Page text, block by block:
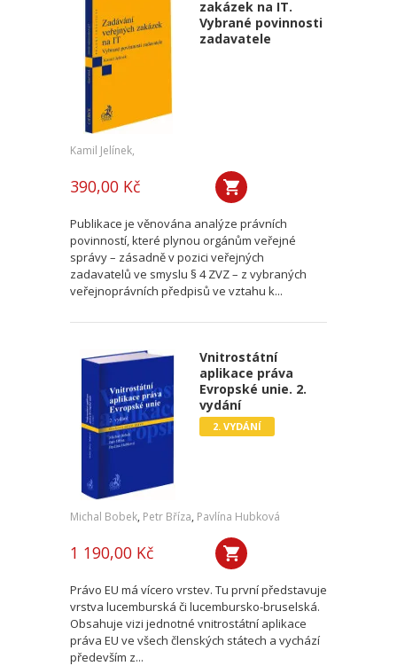
zakázek na IT.
Vybrané povinnosti
zadavatele
Kamil Jelínek,
390,00 Kč
Publikace je věnována analýze právních
povinností, které plynou orgánům veřejné
správy – zásadně v pozici veřejných
zadavatelů ve smyslu § 4 ZVZ – z vybraných
veřejnoprávních předpisů ve vztahu k...
Vnitrostátní
aplikace práva
Evropské unie. 2.
vydání
2. VYDÁNÍ
Michal Bobek, Petr Bříza, Pavlína Hubková
1 190,00 Kč
Právo EU má vícero vrstev. Tu první představuje
vrstva lucemburská či lucembursko-bruselská.
Obsahuje vizi jednotné vnitrostátní aplikace
práva EU ve všech členských státech a vychází
především z...